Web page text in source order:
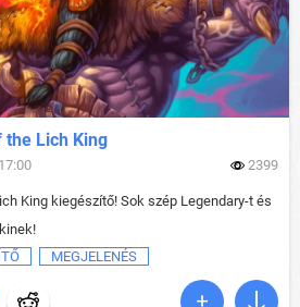
Lich King
2399
King kiegészítő! Sok szép Legendary-t és
MEGJELENÉS